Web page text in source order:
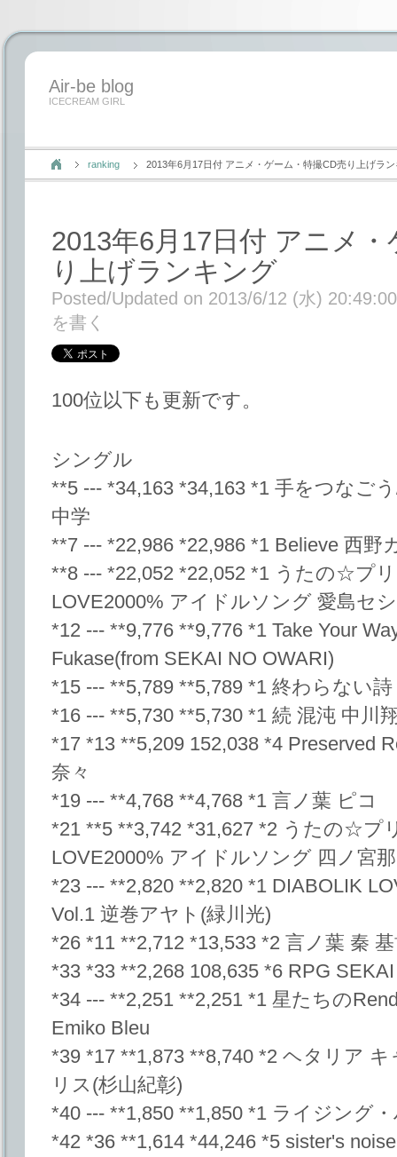
Air-be blog
ICECREAM GIRL
ranking 2013年6月17日付 アニメ・ゲーム・特撮CD売り上げラ
2013年6月17日付 アニメ
り上げランキング
Posted/Updated on 2013/6/12 (水) 20:49:00
を書く
100位以下も更新です。
シングル
**5 --- *34,163 *34,163 *1 手をつなご
中学
**7 --- *22,986 *22,986 *1 Believe 西野
**8 --- *22,052 *22,052 *1 うたの☆プ
LOVE2000% アイドルソング 愛島セ
*12 --- **9,776 **9,776 *1 Take Your
Fukase(from SEKAI NO OWARI)
*15 --- **5,789 **5,789 *1 終わらない
*16 --- **5,730 **5,730 *1 続 混沌 中川
*17 *13 **5,209 152,038 *4 Preserved
奈々
*19 --- **4,768 **4,768 *1 言ノ葉 ピコ
*21 **5 **3,742 *31,627 *2 うたの☆プ
LOVE2000% アイドルソング 四ノ宮
*23 --- **2,820 **2,820 *1 DIABOLIK
Vol.1 逆巻アヤト(緑川光)
*26 *11 **2,712 *13,533 *2 言ノ葉 秦
*33 *33 **2,268 108,635 *6 RPG
*34 --- **2,251 **2,251 *1 星たちの
Emiko Bleu
*39 *17 **1,873 **8,740 *2 ヘタリア
リス(杉山紀彰)
*40 --- **1,850 **1,850 *1 ライジング
*42 *36 **1,614 *44,246 *5 sister's